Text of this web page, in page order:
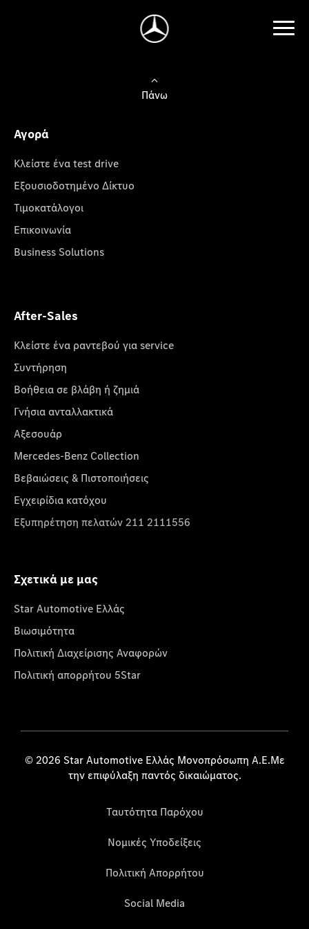
Πάνω
Αγορά
Κλείστε ένα test drive
Εξουσιοδοτημένο Δίκτυο
Τιμοκατάλογοι
Επικοινωνία
Business Solutions
After-Sales
Κλείστε ένα ραντεβού για service
Συντήρηση
Βοήθεια σε βλάβη ή ζημιά
Γνήσια ανταλλακτικά
Αξεσουάρ
Mercedes-Benz Collection
Βεβαιώσεις & Πιστοποιήσεις
Εγχειρίδια κατόχου
Εξυπηρέτηση πελατών 211 2111556
Σχετικά με μας
Star Automotive Ελλάς
Βιωσιμότητα
Πολιτική Διαχείρισης Αναφορών
Πολιτική απορρήτου 5Star
© 2026 Star Automotive Ελλάς Μονοπρόσωπη Α.Ε.Με
την επιφύλαξη παντός δικαιώματος.
Ταυτότητα Παρόχου
Νομικές Υποδείξεις
Πολιτική Απορρήτου
Social Media